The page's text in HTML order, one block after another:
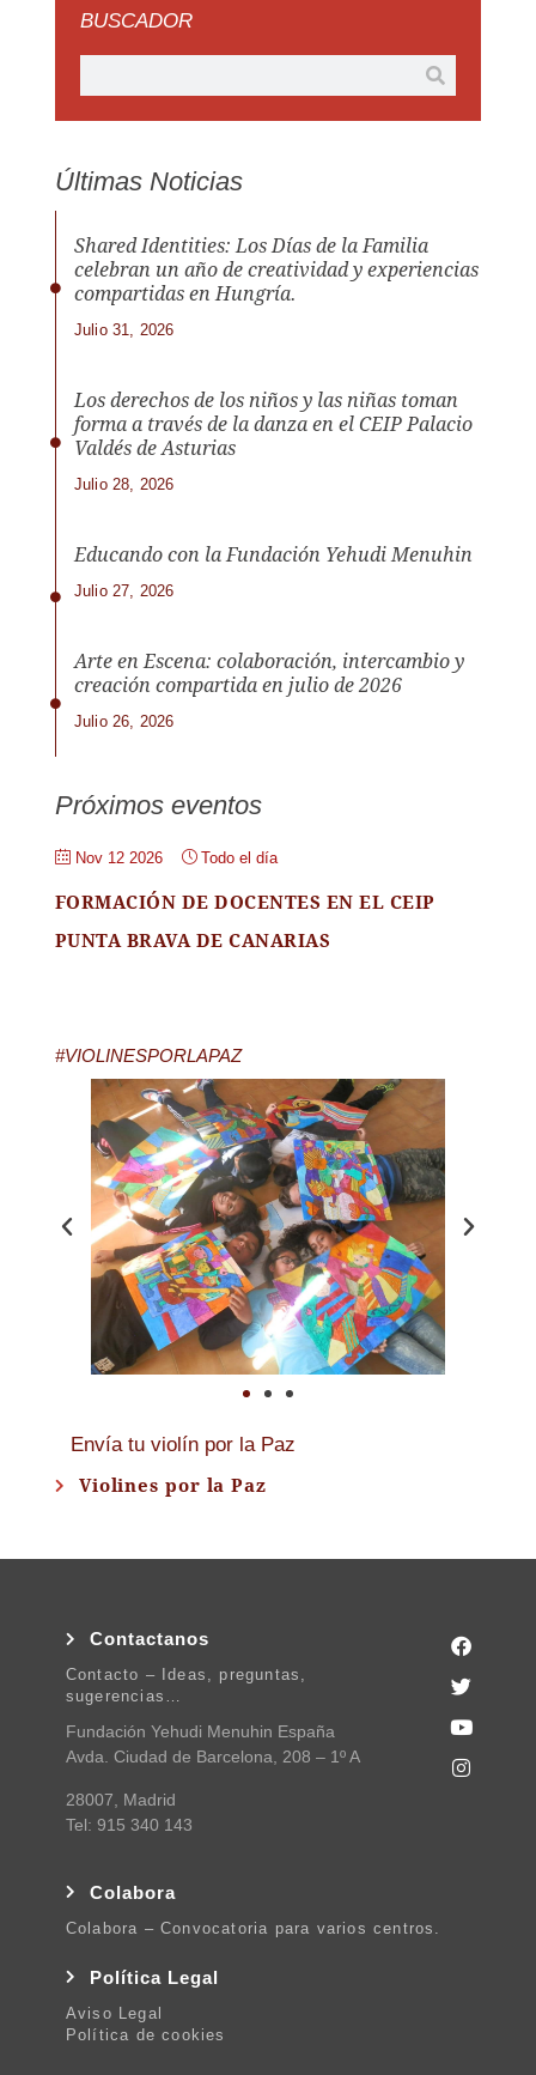
BUSCADOR
Últimas Noticias
Shared Identities: Los Días de la Familia
celebran un año de creatividad y experiencias
compartidas en Hungría.
Julio 31, 2026
Los derechos de los niños y las niñas toman
forma a través de la danza en el CEIP Palacio
Valdés de Asturias
Julio 28, 2026
Educando con la Fundación Yehudi Menuhin
Julio 27, 2026
Arte en Escena: colaboración, intercambio y
creación compartida en julio de 2026
Julio 26, 2026
Próximos eventos
Nov 12 2026 Todo el día
FORMACIÓN DE DOCENTES EN EL CEIP
PUNTA BRAVA DE CANARIAS
#VIOLINESPORLAPAZ
Envía tu violín por la Paz
Violines por la Paz
Contactanos
Contacto – Ideas, preguntas,
sugerencias…
Fundación Yehudi Menuhin España
Avda. Ciudad de Barcelona, 208 – 1º A
28007, Madrid
Tel: 915 340 143
Colabora
Colabora – Convocatoria para varios centros.
Política Legal
Aviso Legal
Política de cookies